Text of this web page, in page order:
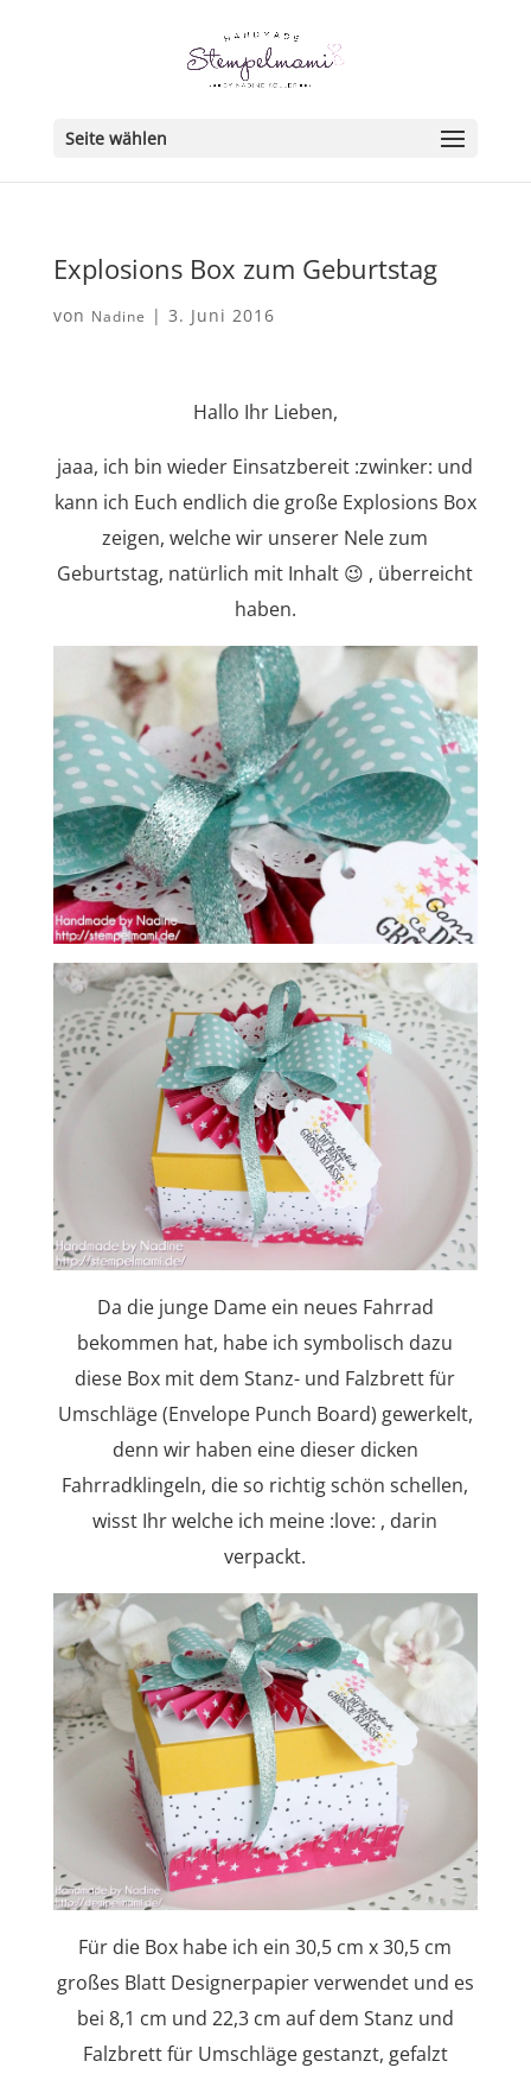
Seite wählen
Explosions Box zum Geburtstag
von Nadine | 3. Juni 2016
Hallo Ihr Lieben,
jaaa, ich bin wieder Einsatzbereit :zwinker: und
kann ich Euch endlich die große Explosions Box
zeigen, welche wir unserer Nele zum
Geburtstag, natürlich mit Inhalt 😉 , überreicht
haben.
Da die junge Dame ein neues Fahrrad
bekommen hat, habe ich symbolisch dazu
diese Box mit dem Stanz- und Falzbrett für
Umschläge (Envelope Punch Board) gewerkelt,
denn wir haben eine dieser dicken
Fahrradklingeln, die so richtig schön schellen,
wisst Ihr welche ich meine :love: , darin
verpackt.
Für die Box habe ich ein 30,5 cm x 30,5 cm
großes Blatt Designerpapier verwendet und es
bei 8,1 cm und 22,3 cm auf dem Stanz und
Falzbrett für Umschläge gestanzt, gefalzt